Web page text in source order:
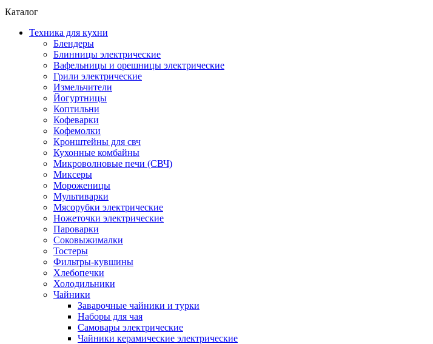
Каталог
Техника для кухни
Блендеры
Блинницы электрические
Вафельницы и орешницы электрические
Грили электрические
Измельчители
Йогуртницы
Коптильни
Кофеварки
Кофемолки
Кронштейны для свч
Кухонные комбайны
Микроволновые печи (СВЧ)
Миксеры
Мороженицы
Мультиварки
Мясорубки электрические
Ножеточки электрические
Пароварки
Соковыжималки
Тостеры
Фильтры-кувшины
Хлебопечки
Холодильники
Чайники
Заварочные чайники и турки
Наборы для чая
Самовары электрические
Чайники керамические электрические